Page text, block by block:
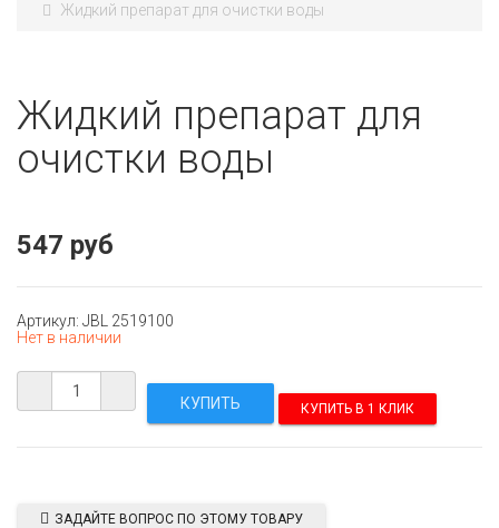
Жидкий препарат для очистки воды
Жидкий препарат для
очистки воды
547 руб
Артикул: JBL 2519100
Нет в наличии
КУПИТЬ В 1 КЛИК
ЗАДАЙТЕ ВОПРОС ПО ЭТОМУ ТОВАРУ